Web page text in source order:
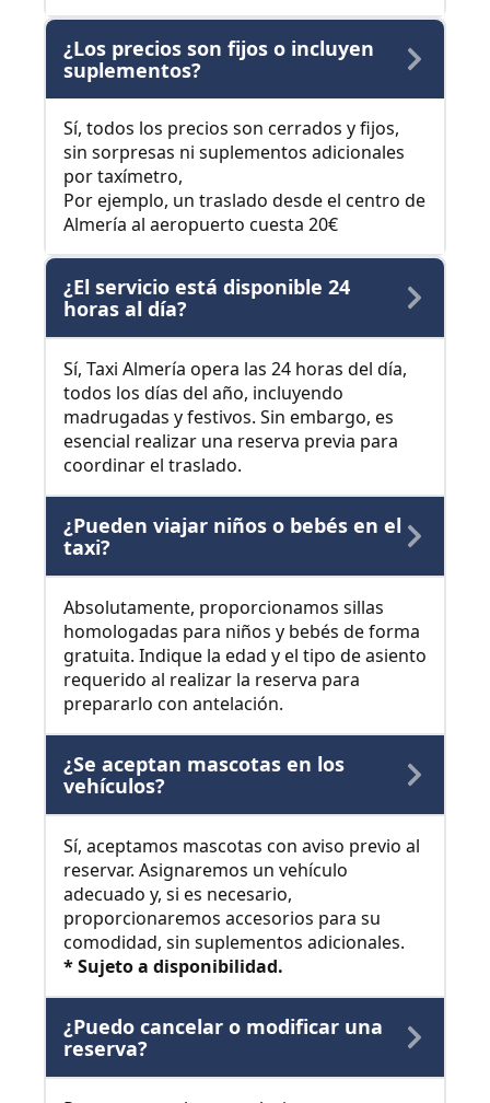
¿Los precios son fijos o incluyen
suplementos?
Sí, todos los precios son cerrados y fijos,
sin sorpresas ni suplementos adicionales
por taxímetro,
Por ejemplo, un traslado desde el centro de
Almería al aeropuerto cuesta 20€
¿El servicio está disponible 24
horas al día?
Sí, Taxi Almería opera las 24 horas del día,
todos los días del año, incluyendo
madrugadas y festivos. Sin embargo, es
esencial realizar una reserva previa para
coordinar el traslado.
¿Pueden viajar niños o bebés en el
taxi?
Absolutamente, proporcionamos sillas
homologadas para niños y bebés de forma
gratuita. Indique la edad y el tipo de asiento
requerido al realizar la reserva para
prepararlo con antelación.
¿Se aceptan mascotas en los
vehículos?
Sí, aceptamos mascotas con aviso previo al
reservar. Asignaremos un vehículo
adecuado y, si es necesario,
proporcionaremos accesorios para su
comodidad, sin suplementos adicionales.
* Sujeto a disponibilidad.
¿Puedo cancelar o modificar una
reserva?